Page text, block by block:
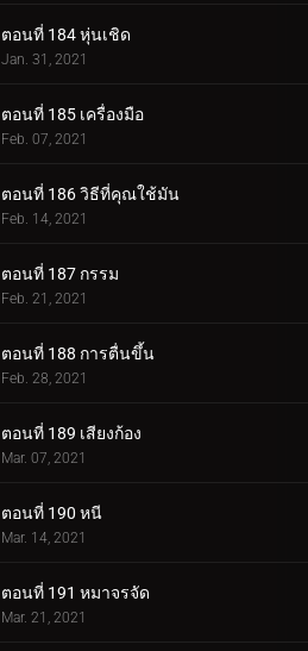
ตอนที่ 184 หุ่นเชิด
Jan. 31, 2021
ตอนที่ 185 เครื่องมือ
Feb. 07, 2021
ตอนที่ 186 วิธีที่คุณใช้มัน
Feb. 14, 2021
ตอนที่ 187 กรรม
Feb. 21, 2021
ตอนที่ 188 การตื่นขึ้น
Feb. 28, 2021
ตอนที่ 189 เสียงก้อง
Mar. 07, 2021
ตอนที่ 190 หนี
Mar. 14, 2021
ตอนที่ 191 หมาจรจัด
Mar. 21, 2021